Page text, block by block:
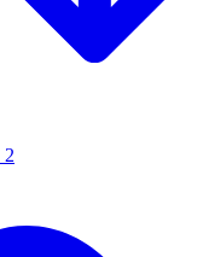
2